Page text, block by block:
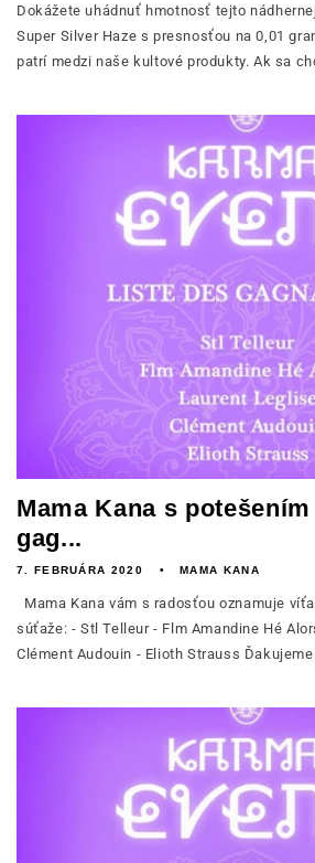
Dokážete uhádnuť hmotnosť tejto
Super Silver Haze s presnosťou na 0,01
patrí medzi naše kultové produkty. Ak sa
Mama Kana s
gag...
7. FEBRUÁRA 2020 MAMA KANA
Mama Kana vám s radosťou oznamuje
súťaže: - Stl Telleur - Flm Amandine Hé
Clément Audouin - Elioth Strauss